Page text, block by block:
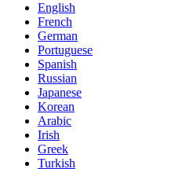
English
French
German
Portuguese
Spanish
Russian
Japanese
Korean
Arabic
Irish
Greek
Turkish